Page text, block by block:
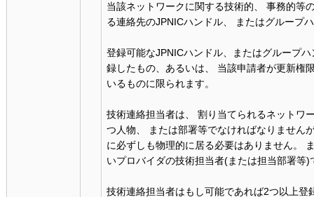
当該ネットワークに関する技術的、 事務的等
る連絡先のJPNICハンドル、 またはグループ
登録可能なJPNICハンドル、またはグループ
録したもの、あるいは、 当該申請者が更新権
いるものに限られます。
技術連絡担当者は、 割り当てられるネットワ
つ人物、 または部署等でなければなりません
に必ずしも物理的に居る必要はありません。
いプロバイダの技術担当者(または担当部署等
技術連絡担当者はもし可能であれば2つ以上登